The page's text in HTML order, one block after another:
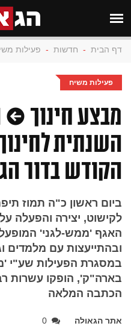
דף הבית - חדשות - פעילות
פעילות משיח
מבצע חינוך •
השנתית
הקודש בדור
ביום ראשון כ"ה תמוז
לקישוט, יצירה והפעלה
האגף 'ממש-לגני' המופעל
ובהתייעצות עם מלמדים
במסגרת הפעילות שע"י
בארה"ק', הופקו עשרות
הכתבה המלאה
אתר הגאולה
0